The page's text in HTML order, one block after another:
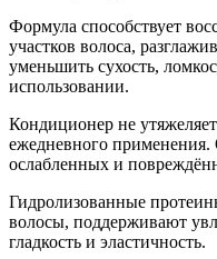
Nourishing
Conditioner
(500
мл)
Формула способствует
участков волоса,
уменьшить сухость,
использовании.
Кондиционер не
ежедневного применения.
ослабленных и
Гидролизованные
волосы, поддерживают
гладкость и эластичность.